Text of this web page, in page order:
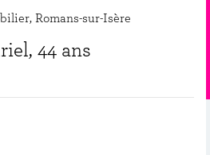
Romans-sur-Isère
44 ans